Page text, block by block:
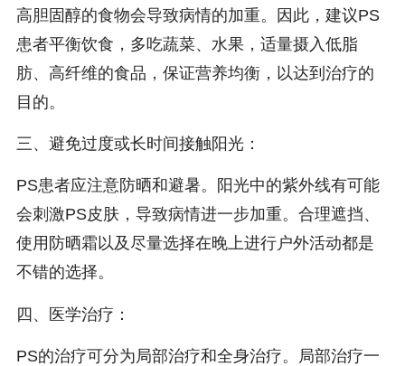
高胆固醇的食物会导致病情的加重。因此，建议PS
患者平衡饮食，多吃蔬菜、水果，适量摄入低脂
肪、高纤维的食品，保证营养均衡，以达到治疗的
目的。
三、避免过度或长时间接触阳光：
PS患者应注意防晒和避暑。阳光中的紫外线有可能
会刺激PS皮肤，导致病情进一步加重。合理遮挡、
使用防晒霜以及尽量选择在晚上进行户外活动都是
不错的选择。
四、医学治疗：
PS的治疗可分为局部治疗和全身治疗。局部治疗一